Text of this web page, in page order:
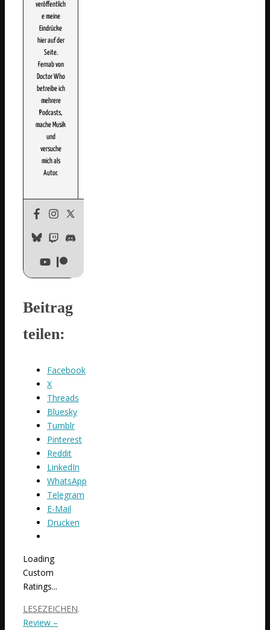
veröffentlich
e meine
Eindrücke
hier auf der
Seite.
Fernab von
Doctor Who
betreibe ich
mehrere
Podcasts,
mache Musik
und
versuche
mich als
Autor.
Beitrag
teilen:
Facebook
X
Threads
Bluesky
Tumblr
Pinterest
Reddit
LinkedIn
WhatsApp
Telegram
E-Mail
Drucken
Loading
Custom
Ratings...
LESEZEICHEN.
Review –